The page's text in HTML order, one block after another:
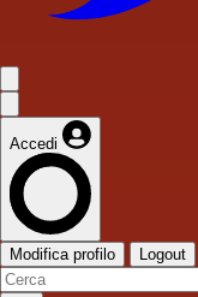
Accedi
Modifica profilo Logout